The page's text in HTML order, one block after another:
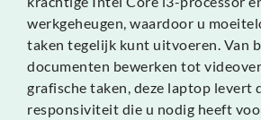
werkgeheugen, waardoor u
taken tegelijk kunt uitvoeren. Van
documenten bewerken tot
grafische taken, deze laptop levert
responsiviteit die u nodig heeft